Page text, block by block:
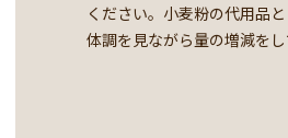
ください。小麦粉の代用品と
体調を見ながら量の増減をし